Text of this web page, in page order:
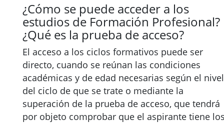
¿Cómo se puede acceder a los
estudios de Formación Profesional?
¿Qué es la prueba de acceso?
El acceso a los ciclos formativos puede ser
directo, cuando se reúnan las condiciones
académicas y de edad necesarias según el nivel
del ciclo de que se trate o mediante la
superación de la prueba de acceso, que tendrá
por objeto comprobar que el aspirante tiene